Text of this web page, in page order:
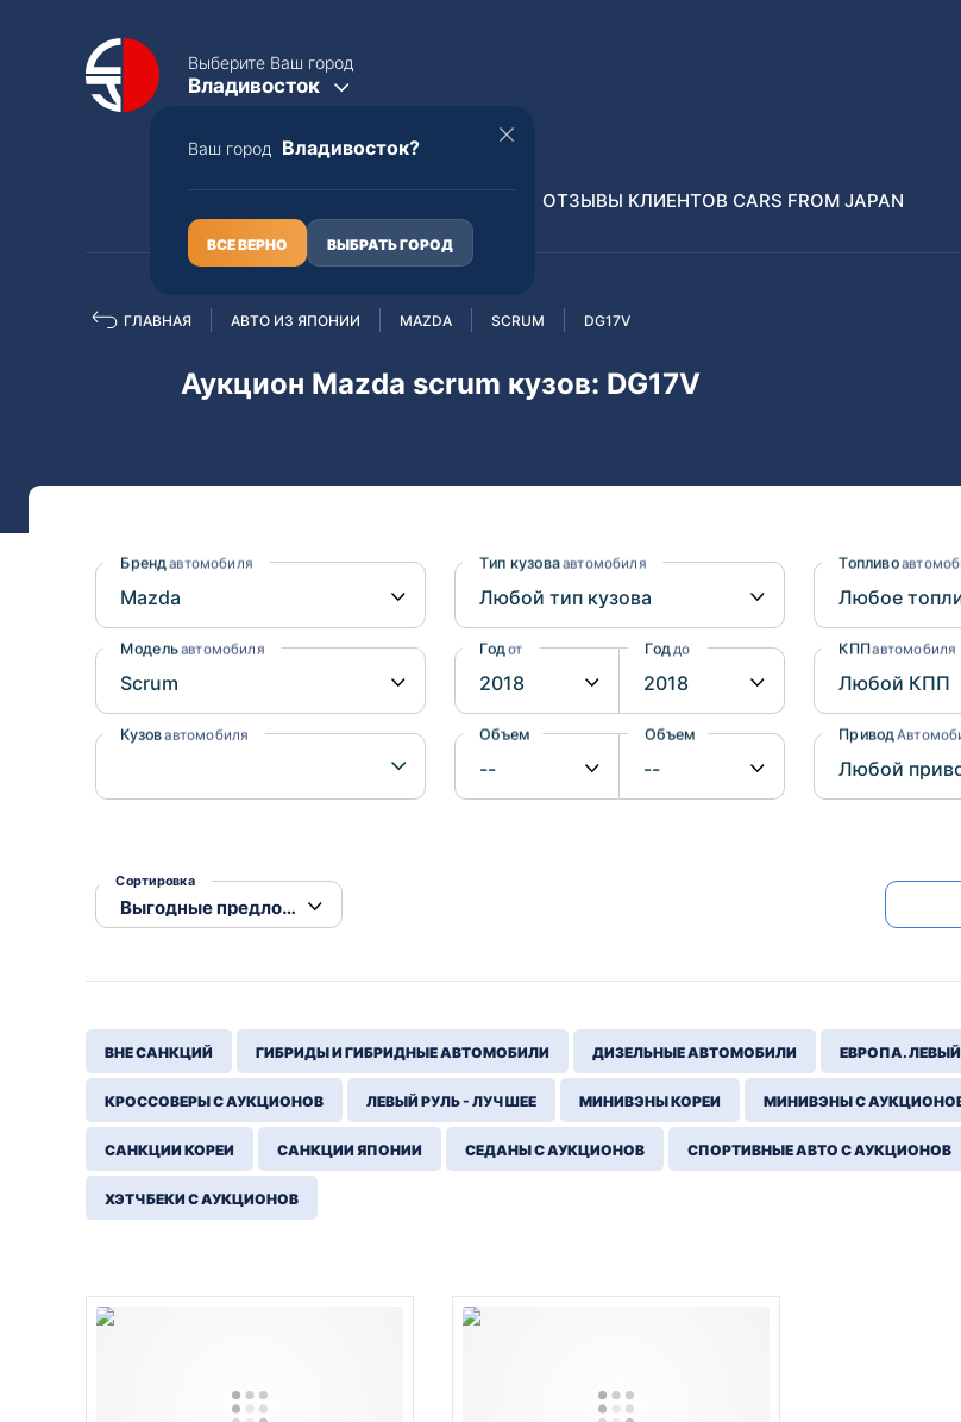
Выберите Ваш город
Владивосток
Ваш город Владивосток?
ВСЕ ВЕРНО ВЫБРАТЬ ГОРОД
Полная пошлина
Nissan
Suzuki
Subaru
Mercedes-Benz
Nissan
Mazda
Mitsubishi
Subaru
Suzuki
ОТЗЫВЫ КЛИЕНТОВ CARS FROM JAPAN
ГЛАВНАЯ АВТО ИЗ ЯПОНИИ MAZDA SCRUM DG17V
Аукцион Mazda scrum кузов: DG17V
Бренд автомобиля
Модельавтомобиля
Кузовавтомобиля
Тип кузоваавтомобиля
Год от Год до
Объем от Объем до
Топливо
КППавтомобиля
Привод
Сортировка
ВНЕ САНКЦИЙ ГИБРИДЫ И ГИБРИДНЫЕ АВТОМОБИЛИ ДИЗЕЛЬНЫЕ АВТОМОБИЛИ ЕВРОПА.
КРОССОВЕРЫ С АУКЦИОНОВ ЛЕВЫЙ РУЛЬ - ЛУЧШЕЕ МИНИВЭНЫ КОРЕИ МИНИВЭНЫ С
САНКЦИИ КОРЕИ САНКЦИИ ЯПОНИИ СЕДАНЫ С АУКЦИОНОВ СПОРТИВНЫЕ АВТО С АУКЦИОНОВ
ХЭТЧБЕКИ С АУКЦИОНОВ